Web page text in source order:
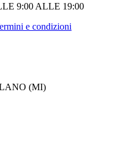
9:00 ALLE 19:00
e condizioni
(MI)